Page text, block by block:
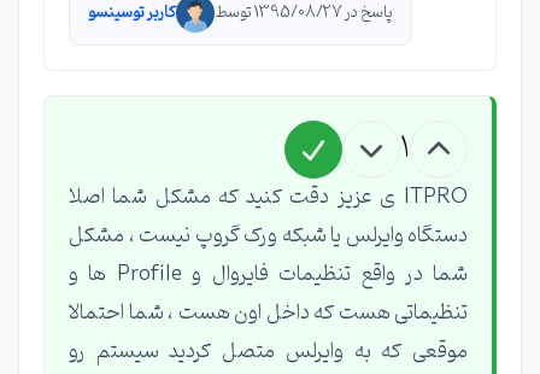
پاسخ در 1395/08/27 توسط کاربر توسینسو
1
ITPRO ی عزیز دقت کنید که مشکل شما اصلا
دستگاه وایرلس یا شبکه ورک گروپ نیست ، مشکل
شما در واقع تنظیمات فایروال و Profile ها و
تنظیماتی هست که داخل اون هست ، شما احتمالا
موقعی که به وایرلس متصل کردید سیستم رو